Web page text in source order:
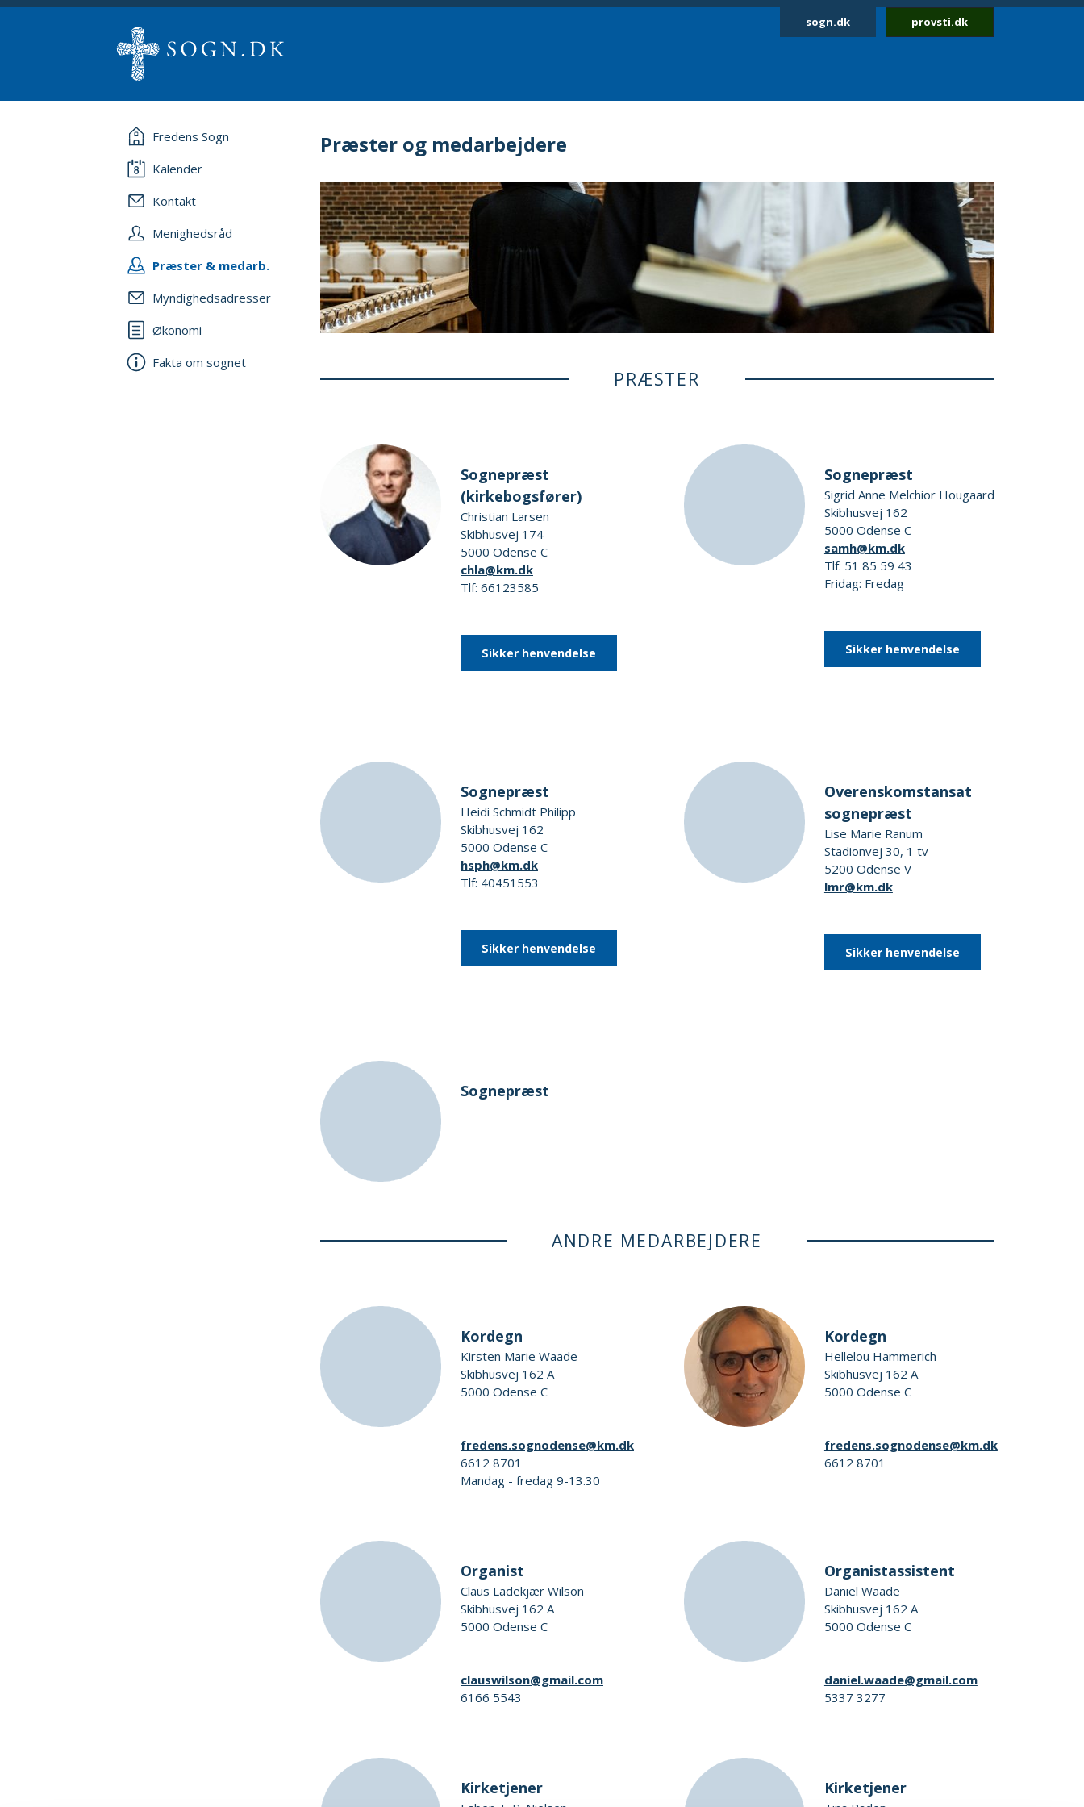
sogn.dk provsti.dk
Fredens Sogn
Kalender
Kontakt
Menighedsråd
Præster & medarb.
Myndighedsadresser
Økonomi
Fakta om sognet
Præster og medarbejdere
PRÆSTER
Sognepræst
(kirkebogsfører)
Christian Larsen
Skibhusvej 174
5000 Odense C
chla@km.dk
Tlf: 66123585
Sikker henvendelse
Sognepræst
Sigrid Anne Melchior Hougaard
Skibhusvej 162
5000 Odense C
samh@km.dk
Tlf: 51 85 59 43
Fridag: Fredag
Sikker henvendelse
Sognepræst
Heidi Schmidt Philipp
Skibhusvej 162
5000 Odense C
hsph@km.dk
Tlf: 40451553
Sikker henvendelse
Overenskomstansat
sognepræst
Lise Marie Ranum
Stadionvej 30, 1 tv
5200 Odense V
lmr@km.dk
Sikker henvendelse
Sognepræst
ANDRE MEDARBEJDERE
Kordegn
Kirsten Marie Waade
Skibhusvej 162 A
5000 Odense C
fredens.sognodense@km.dk
6612 8701
Mandag - fredag 9-13.30
Kordegn
Hellelou Hammerich
Skibhusvej 162 A
5000 Odense C
fredens.sognodense@km.dk
6612 8701
Organist
Claus Ladekjær Wilson
Skibhusvej 162 A
5000 Odense C
clauswilson@gmail.com
6166 5543
Organistassistent
Daniel Waade
Skibhusvej 162 A
5000 Odense C
daniel.waade@gmail.com
5337 3277
Kirketjener Kirketjener